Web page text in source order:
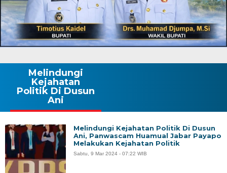
Melindungi
Kejahatan
Politik Di Dusun
Ani
Melindungi Kejahatan Politik Di Dusun
Ani, Panwascam Huamual Jabar Payapo
Melakukan Kejahatan Politik
Sabtu, 9 Mar 2024 - 07:22 WIB